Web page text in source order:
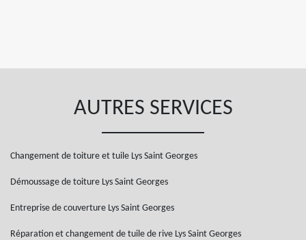
AUTRES SERVICES
Changement de toiture et tuile Lys Saint Georges
Démoussage de toiture Lys Saint Georges
Entreprise de couverture Lys Saint Georges
Réparation et changement de tuile de rive Lys Saint Georges